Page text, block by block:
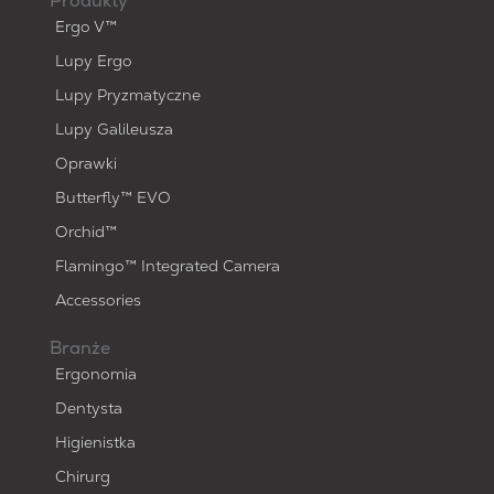
Ergo V™
Lupy Ergo
Lupy Pryzmatyczne
Lupy Galileusza
Oprawki
Butterfly™ EVO
Orchid™
Flamingo™ Integrated Camera
Accessories
Branże
Ergonomia
Dentysta
Higienistka
Chirurg